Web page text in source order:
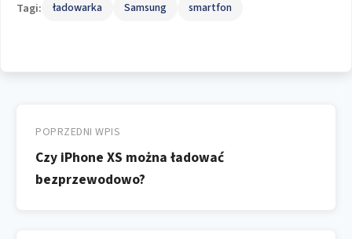
Tagi: ładowarka Samsung smartfon
wpisu
POPRZEDNI WPIS
Czy iPhone XS można ładować
bezprzewodowo?